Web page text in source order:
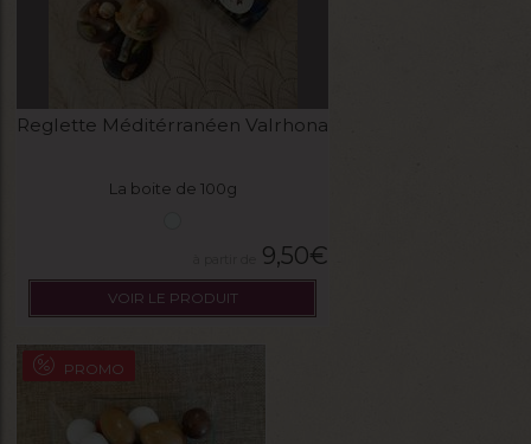
Reglette Méditérranéen Valrhona
La boite de 100g
9,50€
VOIR LE PRODUIT
PROMO